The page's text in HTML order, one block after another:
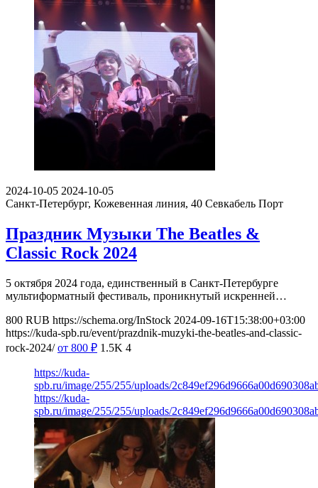
2024-10-05 2024-10-05
Санкт-Петербург, Кожевенная линия, 40 Севкабель Порт
Праздник Музыки The Beatles &
Classic Rock 2024
5 октября 2024 года, единственный в Санкт-Петербурге
мультиформатный фестиваль, проникнутый искренней…
800 RUB https://schema.org/InStock 2024-09-16T15:38:00+03:00
https://kuda-spb.ru/event/prazdnik-muzyki-the-beatles-and-classic-
rock-2024/ от 800 ₽ 1.5K 4
https://kuda-
spb.ru/image/255/255/uploads/
https://kuda-
spb.ru/image/255/255/uploads/